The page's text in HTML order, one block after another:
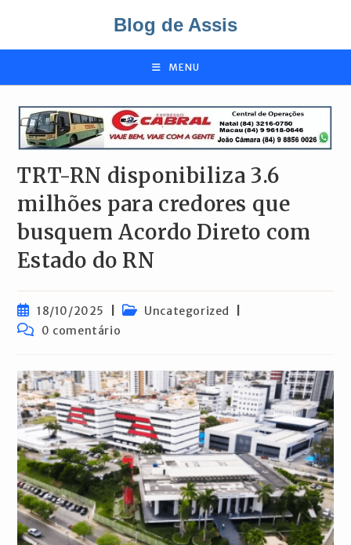
o
Blog de Assis
MENU
TRT-RN disponibiliza 3.6
milhões para credores que
busquem Acordo Direto com
Estado do RN
Post
publicado:
18/10/2025
Categoria
Uncategorized
Comentários
0 comentário